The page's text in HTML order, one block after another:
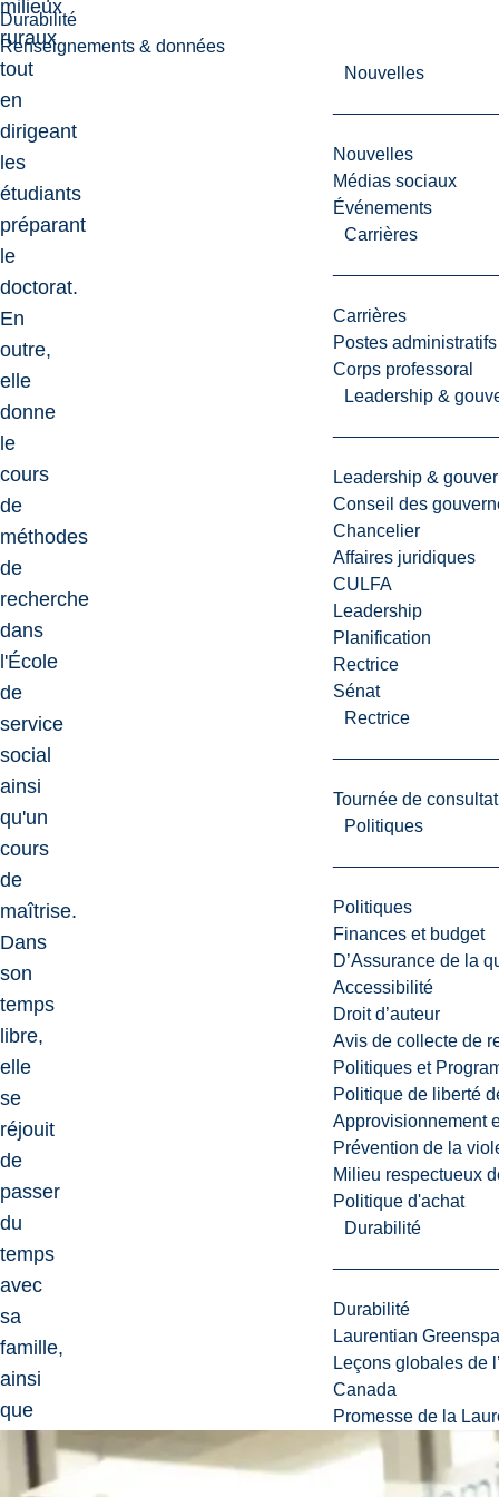
Durabilité
Renseignements & données
Nouvelles
Nouvelles
Médias sociaux
Événements
Carrières
Carrières
Postes
Corps professoral
Leadership &
Leadership &
Conseil des
Chancelier
Affaires juridiques
CULFA
Leadership
Planification
Rectrice
Sénat
Rectrice
Tournée de
Politiques
Politiques
Finances et budget
D’Assurance de la
Accessibilité
Droit d’auteur
Avis de collecte de
Politiques et
Politique de liberté
Approvisionnement
Prévention de la
Milieu respectueux
Politique d'achat
Durabilité
Durabilité
Laurentian
Leçons globales de
Canada
Promesse de la
milieux
ruraux
tout
en
dirigeant
les
étudiants
préparant
le
doctorat.
En
outre,
elle
donne
le
cours
de
méthodes
de
recherche
dans
l'École
de
service
social
ainsi
qu'un
cours
de
maîtrise.
Dans
son
temps
libre,
elle
se
réjouit
de
passer
du
temps
avec
sa
famille,
ainsi
que
ses
chats,